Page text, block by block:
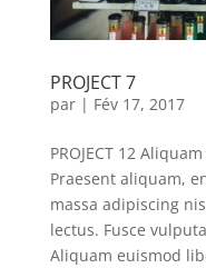
PROJECT 7
par | Fév 17, 2017
PROJECT 12
Praesent aliquam,
massa adipiscing
lectus. Fusce
Aliquam euismod